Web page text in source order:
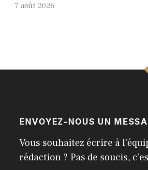
7 août 2026
ENVOYEZ-NOUS UN
Vous souhaitez écrire à
rédaction ? Pas de soucis,